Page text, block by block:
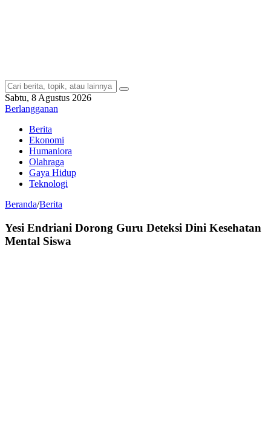
Sabtu, 8 Agustus 2026
Berlangganan
Berita
Ekonomi
Humaniora
Olahraga
Gaya Hidup
Teknologi
Beranda/Berita
Yesi Endriani Dorong Guru Deteksi Dini Kesehatan
Mental Siswa